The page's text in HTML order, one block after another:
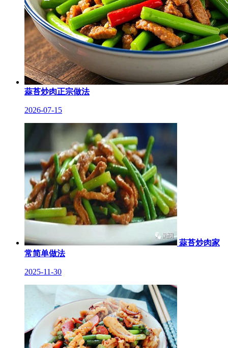
蒜苔炒肉正宗做法
2026-07-15
蒜苔炒肉家
常简单做法
2025-11-30